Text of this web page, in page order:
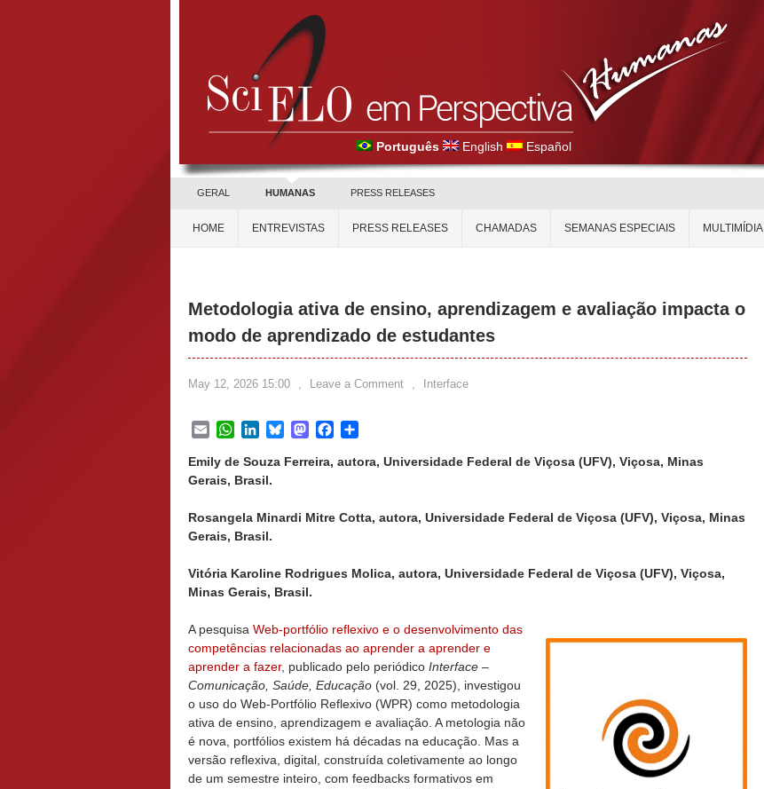
Português English Español
GERAL HUMANAS PRESS RELEASES
HOME ENTREVISTAS PRESS RELEASES CHAMADAS SEMANAS ESPECIAIS MULTIMÍDIA
Metodologia ativa de ensino, aprendizagem e avaliação impacta o
modo de aprendizado de estudantes
May 12, 2026 15:00 , Leave a Comment , Interface
EmailWhatsApp
LinkedInBlueskyMastodonFacebook
Emily de Souza Ferreira, autora, Universidade Federal de Viçosa (UFV), Viçosa, Minas
Gerais, Brasil.
Rosangela Minardi Mitre Cotta, autora, Universidade Federal de Viçosa (UFV), Viçosa, Minas
Gerais, Brasil.
Vitória Karoline Rodrigues Molica, autora, Universidade Federal de Viçosa (UFV), Viçosa,
Minas Gerais, Brasil.
A pesquisa Web-portfólio reflexivo e o desenvolvimento das
competências relacionadas ao aprender a aprender e
aprender a fazer, publicado pelo periódico Interface –
Comunicação, Saúde, Educação (vol. 29, 2025), investigou
o uso do Web-Portfólio Reflexivo (WPR) como metodologia
ativa de ensino, aprendizagem e avaliação. A metologia não
é nova, portfólios existem há décadas na educação. Mas a
versão reflexiva, digital, construída coletivamente ao longo
de um semestre inteiro, com feedbacks formativos em